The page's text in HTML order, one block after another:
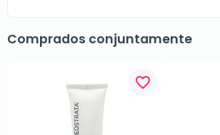
Comprados conjuntamente
favorite_border